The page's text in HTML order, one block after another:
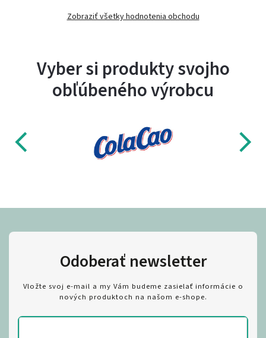
Zobraziť všetky hodnotenia obchodu
Vyber si produkty svojho
obľúbeného výrobcu
Odoberať newsletter
Vložte svoj e-mail a my Vám budeme zasielať informácie o
nových produktoch na našom e-shope.